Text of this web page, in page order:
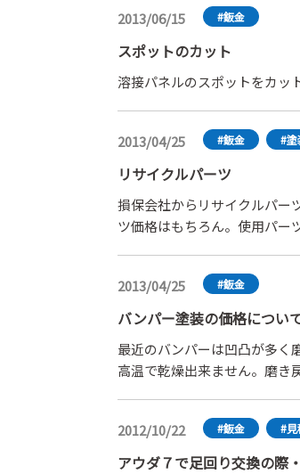
合せ溶接の際は『裏当て鉄板
理書には、そのような記述は
い張るアジャスター。突合せ
ダとなりえる。しかし、強度
には、保険会社が支払う支
の写真もアジャスターへ提出
思い質問させていただきました
2013/06/15 #鈑金
スポットのカット
溶接パネルのスポットをカッ
2013/04/25 #鈑金 #塗
リサイクルパーツ
損保会社からリサイクルパー
ツ価格はもちろん。使用パー
2013/04/25
#鈑金
バンパー塗装の価格につい
最近のバンパーは凹凸が多く
高温で乾燥出来ません。磨
上げなら安すぎると思います
新品交換より修理費が高額で
2012/10/22 #鈑金 #見
アウダ７で足回り交換の際